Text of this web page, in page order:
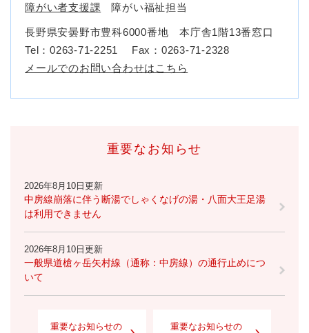
障がい者支援課 障がい福祉担当
長野県安曇野市豊科6000番地 本庁舎1階13番窓口
Tel：0263-71-2251
Fax：0263-71-2328
メールでのお問い合わせはこちら
重要なお知らせ
2026年8月10日更新
中房線崩落に伴う断湯でしゃくなげの湯・八面大王足湯
は利用できません
2026年8月10日更新
一般県道槍ヶ岳矢村線（通称：中房線）の通行止めにつ
いて
重要なお知らせの
重要なお知らせの